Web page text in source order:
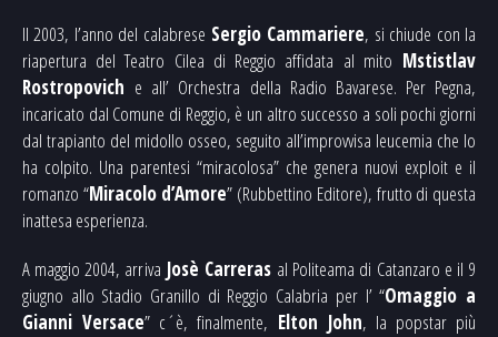
Il 2003, l’anno del calabrese Sergio Cammariere, si chiude con la
riapertura del Teatro Cilea di Reggio affidata al mito Mstistlav
Rostropovich e all’ Orchestra della Radio Bavarese. Per Pegna,
incaricato dal Comune di Reggio, è un altro successo a soli pochi giorni
dal trapianto del midollo osseo, seguito all’improvvisa leucemia che lo
ha colpito. Una parentesi “miracolosa” che genera nuovi exploit e il
romanzo “Miracolo d’Amore” (Rubbettino Editore), frutto di questa
inattesa esperienza.
A maggio 2004, arriva Josè Carreras al Politeama di Catanzaro e il 9
giugno allo Stadio Granillo di Reggio Calabria per l’ “Omaggio a
Gianni Versace” c´è, finalmente, Elton John, la popstar più